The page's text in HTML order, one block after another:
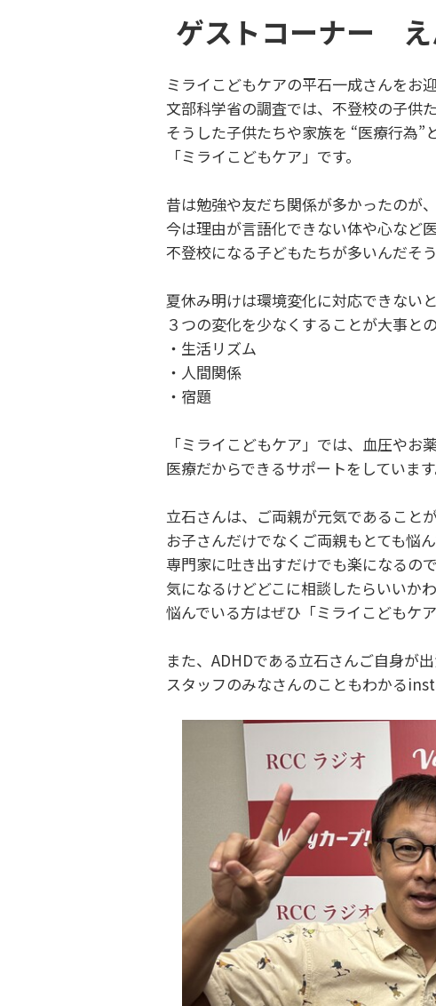
ゲストコーナー え
ミライこどもケアの平石一成さんをお
文部科学省の調査では、不登校の子供
そうした子供たちや家族を “医療行為”
「ミライこどもケア」です。
昔は勉強や友だち関係が多かったのが、
今は理由が言語化できない体や心など
不登校になる子どもたちが多いんだそう
夏休み明けは環境変化に対応できない
３つの変化を少なくすることが大事との
・生活リズム
・人間関係
・宿題
「ミライこどもケア」では、血圧やお
医療だからできるサポートをしています
立石さんは、ご両親が元気であること
お子さんだけでなくご両親もとても悩
専門家に吐き出すだけでも楽になるので
気になるけどどこに相談したらいいか
悩んでいる方はぜひ「ミライこどもケ
また、ADHDである立石さんご自身が
スタッフのみなさんのこともわかる